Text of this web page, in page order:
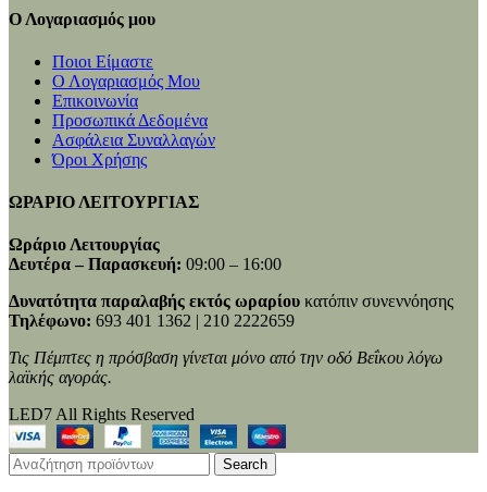
Ο Λογαριασμός μου
Ποιοι Είμαστε
Ο Λογαριασμός Μου
Επικοινωνία
Προσωπικά Δεδομένα
Ασφάλεια Συναλλαγών
Όροι Χρήσης
ΩΡΑΡΙΟ ΛΕΙΤΟΥΡΓΙΑΣ
Ωράριο Λειτουργίας
Δευτέρα – Παρασκευή: 09:00 – 16:00
Δυνατότητα παραλαβής εκτός ωραρίου κατόπιν συνεννόησης
Τηλέφωνο: 693 401 1362 | 210 2222659
Τις Πέμπτες η πρόσβαση γίνεται μόνο από την οδό Βεΐκου λόγω
λαϊκής αγοράς.
LED7 All Rights Reserved
Search